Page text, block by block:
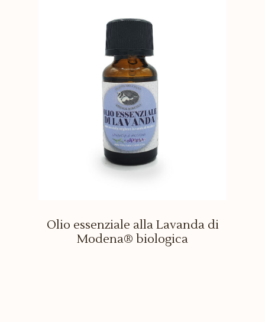
Olio essenziale alla Lavanda di
Modena® biologica